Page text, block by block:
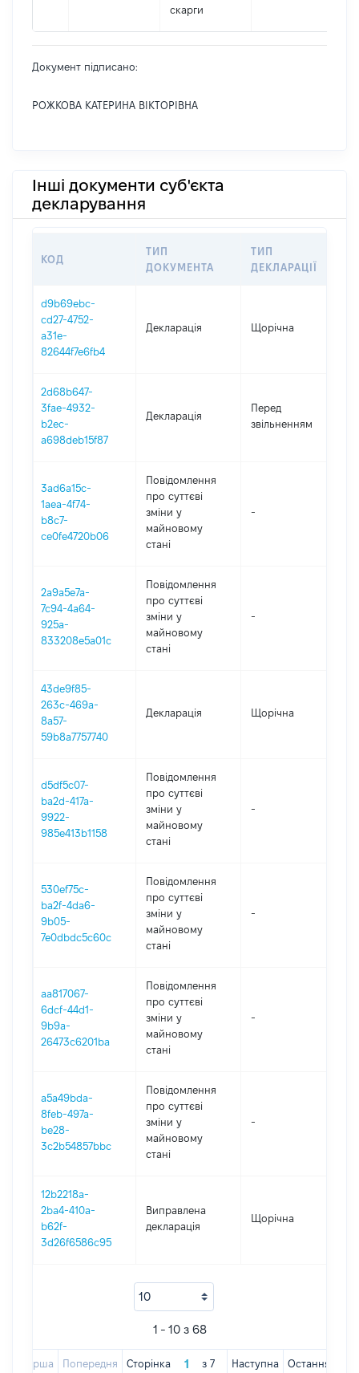
скарги
Документ підписано:
РОЖКОВА КАТЕРИНА ВІКТОРІВНА
Інші документи суб'єкта
декларування
КОД
ТИП
ДОКУМЕНТА
ТИП
ДЕКЛАРАЦІЇ
d9b69ebc-
cd27-4752-
a31e-
82644f7e6fb4
Декларація Щорічна
2d68b647-
3fae-4932-
b2ec-
a698deb15f87
Декларація
Перед
звільненням
3ad6a15c-
1aea-4f74-
b8c7-
ce0fe4720b06
Повідомлення
про суттєві
зміни y
майновому
стані
-
2a9a5e7a-
7c94-4a64-
925a-
833208e5a01c
Повідомлення
про суттєві
зміни y
майновому
стані
-
43de9f85-
263c-469a-
8a57-
59b8a7757740
Декларація Щорічна
d5df5c07-
ba2d-417a-
9922-
985e413b1158
Повідомлення
про суттєві
зміни y
майновому
стані
-
530ef75c-
ba2f-4da6-
9b05-
7e0dbdc5c60c
Повідомлення
про суттєві
зміни y
майновому
стані
-
aa817067-
6dcf-44d1-
9b9a-
26473c6201ba
Повідомлення
про суттєві
зміни y
майновому
стані
-
a5a49bda-
8feb-497a-
be28-
3c2b54857bbc
Повідомлення
про суттєві
зміни y
майновому
стані
-
12b2218a-
2ba4-410a-
b62f-
3d26f6586c95
Виправлена
декларація
Щорічна
1 - 10 з 68
Перша Попередня Сторінка з 7 Наступна Остання